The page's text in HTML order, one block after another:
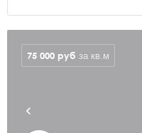
75 000 руб за кв.м